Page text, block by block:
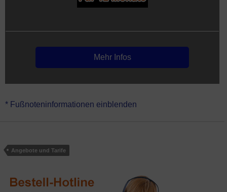
Mehr Infos
* Fußnoteninformationen einblenden
Angebote und Tarife